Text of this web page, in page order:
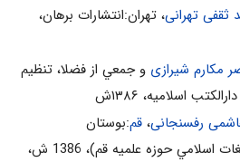
أَنْ لَنْ تَقُولَ الْإِنْسُ وَ الْجِنُّ عَلَى اللَّهِ
«رِجالٌ مِنَ الْإِنْسِ يَعُوذُونَ بِرِجالٍ مِنَ
يَجِدْ لَهُ شِهاباً رَصَداً»
ثقفی تهرانی، تهران:انتشارات برهان،
مکارم شیرازی و جمعي از فضلا، تنظیم
اسلامیه، ۱۳۸۶ش
رفسنجانی، قم:بوستان
كتاب(انتشارات دفتر تبليغات اسلامي حوزه علميه قم)، 1386 ش‌،